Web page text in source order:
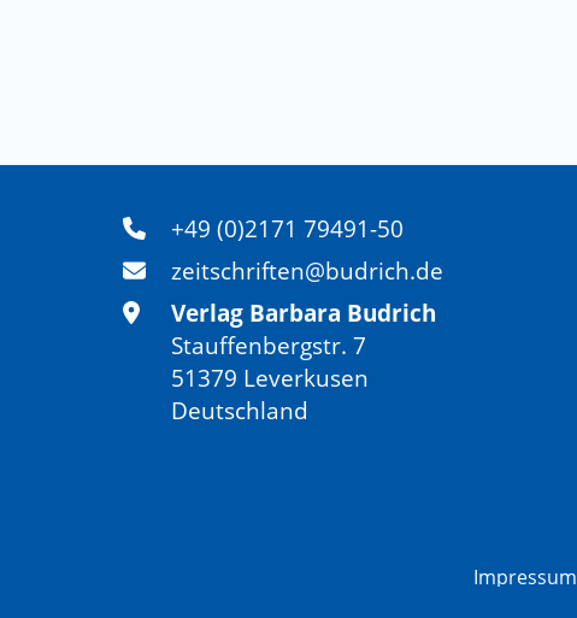
+49 (0)2171 79491-50
zeitschriften@budrich.de
Verlag Barbara Budrich
Stauffenbergstr. 7
51379 Leverkusen
Deutschland
Impressum